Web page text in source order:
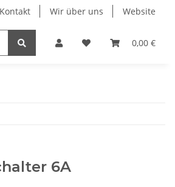
Kontakt Wir über uns Website
0,00 €
Jetmodelle Balsaplanes.de
6A